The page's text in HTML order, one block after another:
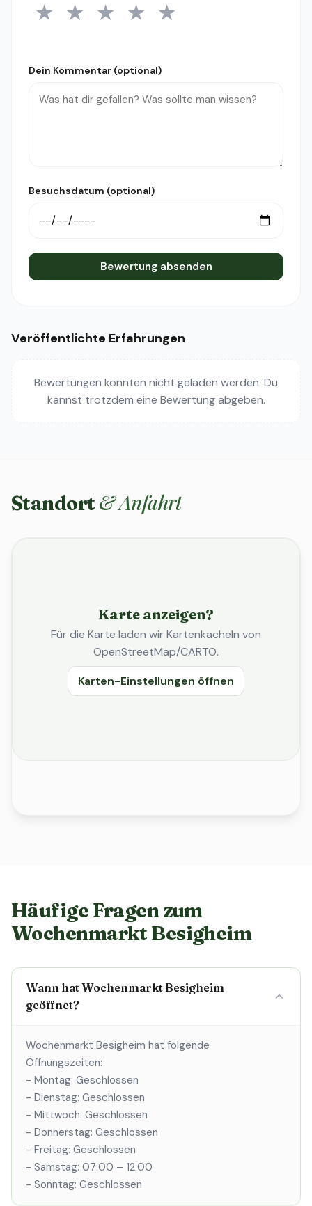
1 Stern
★ 2 Sterne
★ 3 Sterne
★ 4 Sterne
★ 5 Sterne
★
Dein Kommentar (optional)
Besuchsdatum (optional)
Bewertung absenden
Veröffentlichte Erfahrungen
Bewertungen konnten nicht geladen werden. Du
kannst trotzdem eine Bewertung abgeben.
Standort & Anfahrt
Karte anzeigen?
Für die Karte laden wir Kartenkacheln von
OpenStreetMap/CARTO.
Karten-Einstellungen öffnen
Häufige Fragen zum
Wochenmarkt Besigheim
Wann hat Wochenmarkt Besigheim
geöffnet?
Wochenmarkt Besigheim hat folgende
Öffnungszeiten:
- Montag: Geschlossen
- Dienstag: Geschlossen
- Mittwoch: Geschlossen
- Donnerstag: Geschlossen
- Freitag: Geschlossen
- Samstag: 07:00 – 12:00
- Sonntag: Geschlossen